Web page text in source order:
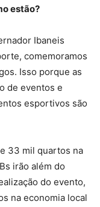
estão?
Ibaneis
comemoramos
Isso porque as
de eventos e
esportivos são
33 mil quartos na
irão além do
do evento,
na economia local